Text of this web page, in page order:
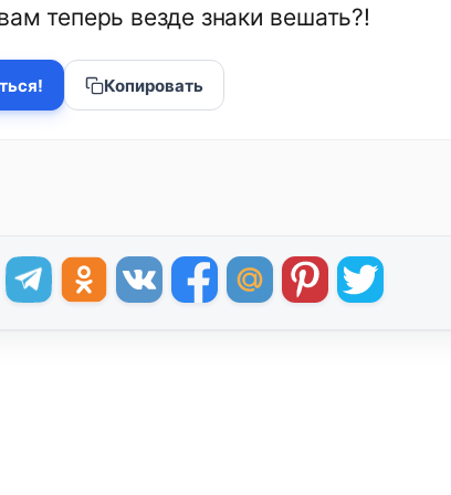
теперь везде знаки вешать?!
Копировать